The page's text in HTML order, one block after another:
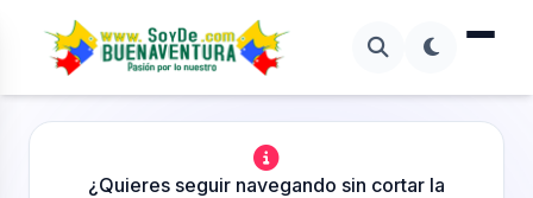
¿Quieres seguir navegando sin cortar la